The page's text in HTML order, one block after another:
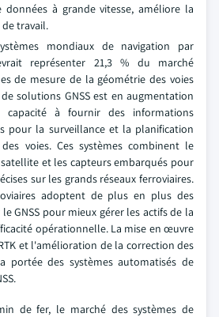
à grande vitesse, améliore la
travail.
mondiaux de navigation par
représenter 21,3 % du marché
de mesure de la géométrie des voies
solutions GNSS est en augmentation
à fournir des informations
pour la surveillance et la planification
voies. Ces systèmes combinent le
et les capteurs embarqués pour
sur les grands réseaux ferroviaires.
adoptent de plus en plus des
GNSS pour mieux gérer les actifs de la
opérationnelle. La mise en œuvre
et l'amélioration de la correction des
portée des systèmes automatisés de
de fer, le marché des systèmes de